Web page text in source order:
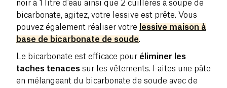
noir à 1 litre d’eau ainsi que 2 cuillères à soupe de
bicarbonate, agitez, votre lessive est prête. Vous
pouvez également réaliser votre
lessive maison à
base de bicarbonate de soude.
Le bicarbonate est efficace pour éliminer les
taches tenaces sur les vêtements. Faites une pâte
en mélangeant du bicarbonate de soude avec de